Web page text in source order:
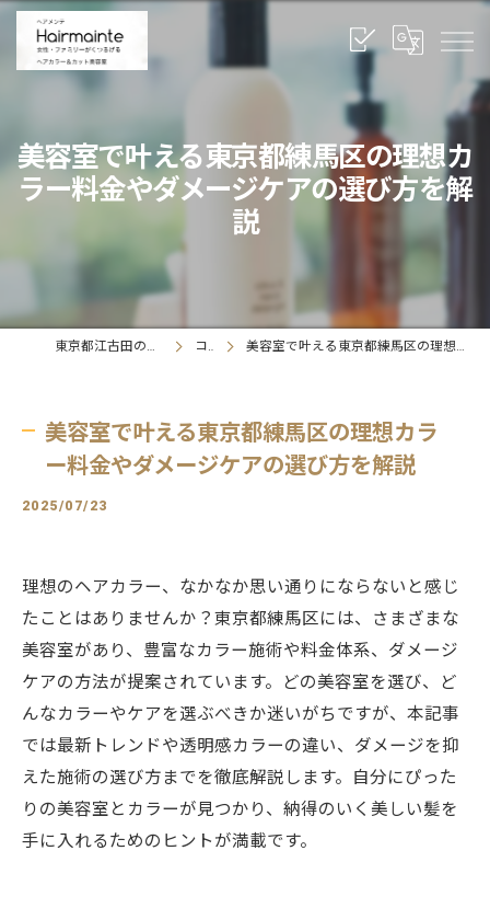
美容室で叶える東京都練馬区の理想カ
ラー料金やダメージケアの選び方を解
説
東京都江古田の美容室ならヘアメンテ コラム 美容室で叶える東京都練馬区の理想カラー料金やダメージケアの選び方を解説
美容室で叶える東京都練馬区の理想カラ
ー料金やダメージケアの選び方を解説
2025/07/23
理想のヘアカラー、なかなか思い通りにならないと感じ
たことはありませんか？東京都練馬区には、さまざまな
美容室があり、豊富なカラー施術や料金体系、ダメージ
ケアの方法が提案されています。どの美容室を選び、ど
んなカラーやケアを選ぶべきか迷いがちですが、本記事
では最新トレンドや透明感カラーの違い、ダメージを抑
えた施術の選び方までを徹底解説します。自分にぴった
りの美容室とカラーが見つかり、納得のいく美しい髪を
手に入れるためのヒントが満載です。